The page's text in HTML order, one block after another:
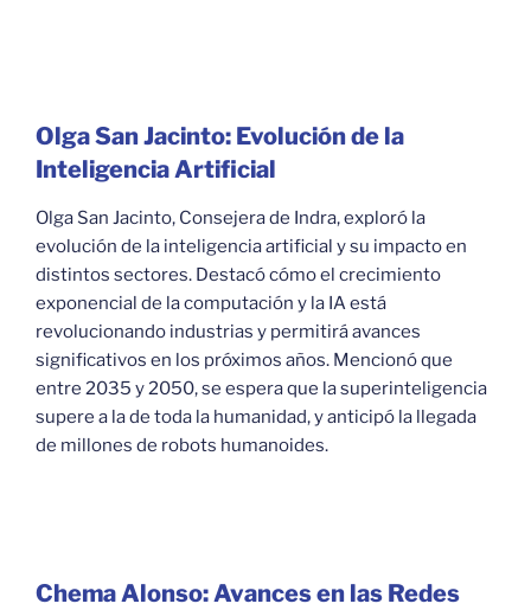
Olga San Jacinto: Evolución de la
Inteligencia Artificial
Olga San Jacinto, Consejera de Indra, exploró la
evolución de la inteligencia artificial y su impacto en
distintos sectores. Destacó cómo el crecimiento
exponencial de la computación y la IA está
revolucionando industrias y permitirá avances
significativos en los próximos años. Mencionó que
entre 2035 y 2050, se espera que la superinteligencia
supere a la de toda la humanidad, y anticipó la llegada
de millones de robots humanoides.
Chema Alonso: Avances en las Redes